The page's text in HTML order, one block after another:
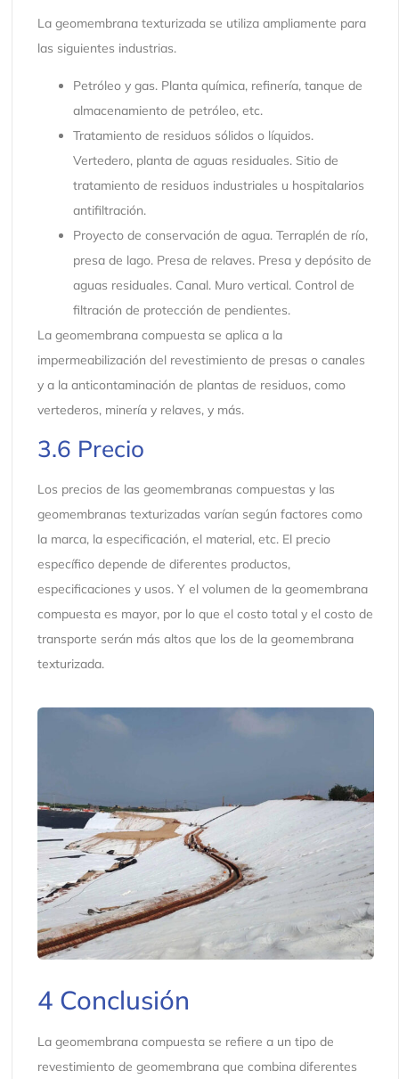
La geomembrana texturizada se utiliza ampliamente para
las siguientes industrias.
Petróleo y gas. Planta química, refinería, tanque de
almacenamiento de petróleo, etc.
Tratamiento de residuos sólidos o líquidos.
Vertedero, planta de aguas residuales. Sitio de
tratamiento de residuos industriales u hospitalarios
antifiltración.
Proyecto de conservación de agua. Terraplén de río,
presa de lago. Presa de relaves. Presa y depósito de
aguas residuales. Canal. Muro vertical. Control de
filtración de protección de pendientes.
La geomembrana compuesta se aplica a la
impermeabilización del revestimiento de presas o canales
y a la anticontaminación de plantas de residuos, como
vertederos, minería y relaves, y más.
3.6 Precio
Los precios de las geomembranas compuestas y las
geomembranas texturizadas varían según factores como
la marca, la especificación, el material, etc. El precio
específico depende de diferentes productos,
especificaciones y usos. Y el volumen de la geomembrana
compuesta es mayor, por lo que el costo total y el costo de
transporte serán más altos que los de la geomembrana
texturizada.
4 Conclusión
La geomembrana compuesta se refiere a un tipo de
revestimiento de geomembrana que combina diferentes